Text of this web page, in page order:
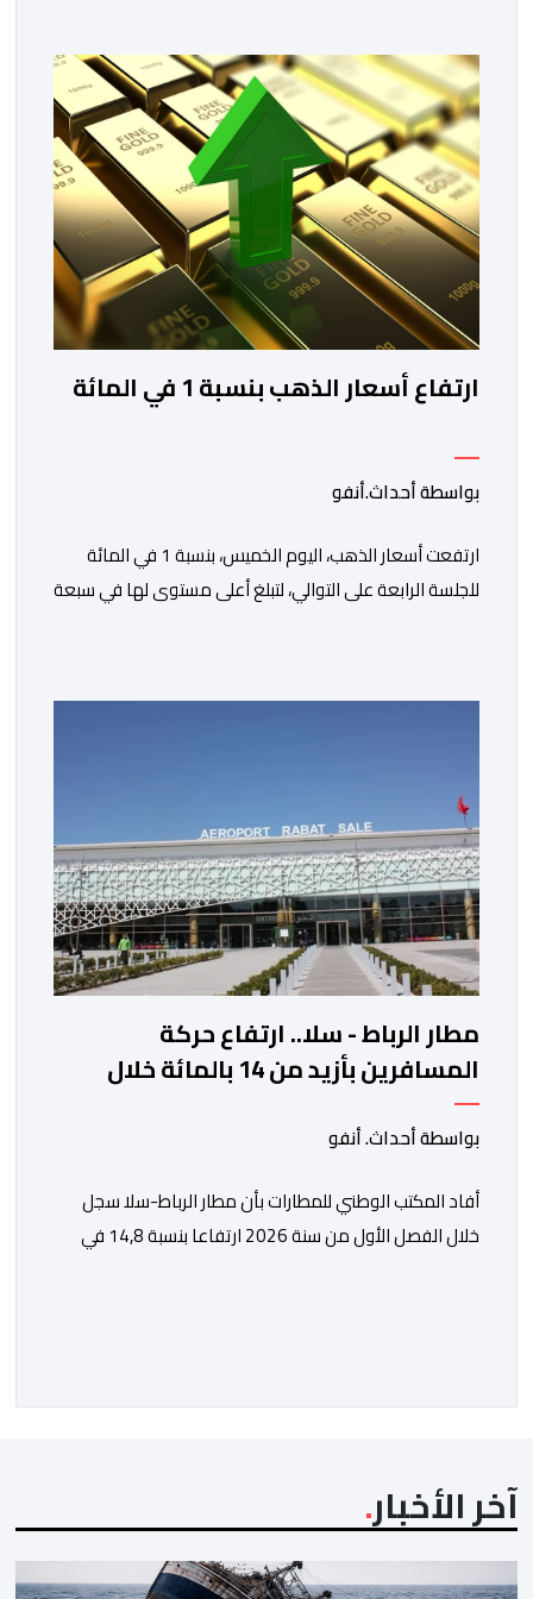
تهدف هذه المبادرة إلى تمكين مغاربة العالم من الاطلاع
على فرص الاستثمار المتاحة بمختلف جهات المملكة،
والاستفادة من مواكبة عن قرب تساعدهم […]
ارتفاع أسعار الذهب بنسبة 1 في المائة
بواسطة أحداث.أنفو
ارتفعت أسعار الذهب، اليوم الخميس، بنسبة 1 في المائة
للجلسة الرابعة على التوالي، لتبلغ أعلى مستوى لها في سبعة
بنسبة 1 في المائة إلى 4285,69 دولارا للأوقية، مسجلا أعلى
مطار الرباط - سلا.. ارتفاع حركة
المسافرين بأزيد من 14 بالمائة خلال
الفصل الأول من 2026
بواسطة أحداث. أنفو
أفاد المكتب الوطني للمطارات بأن مطار الرباط-سلا سجل
خلال الفصل الأول من سنة 2026 ارتفاعا بنسبة 14,8 في
[…]
آخر الأخبار